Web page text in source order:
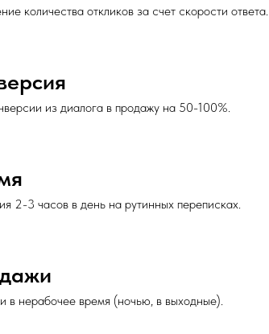
количества откликов за счет скорости ответа.
из диалога в продажу на 50-100%.
2-3 часов в день на рутинных переписках.
в нерабочее время (ночью, в выходные).